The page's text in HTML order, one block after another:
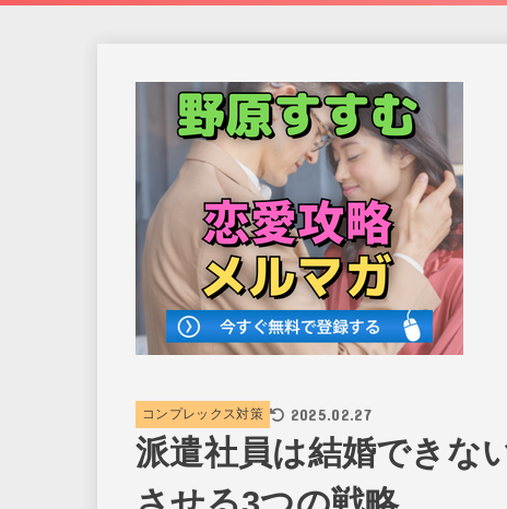
コンプレックス対策 2025.02.27
派遣社員は結婚できな